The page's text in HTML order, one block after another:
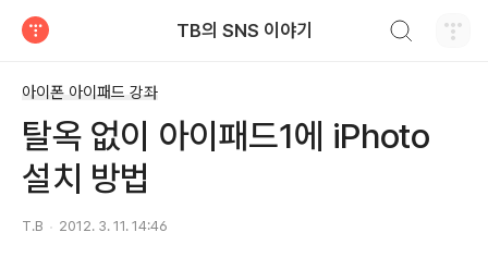
TB의 SNS 이야기
아이폰 아이패드 강좌
탈옥 없이 아이패드1에 iPhoto
설치 방법
T.B 2012. 3. 11. 14:46